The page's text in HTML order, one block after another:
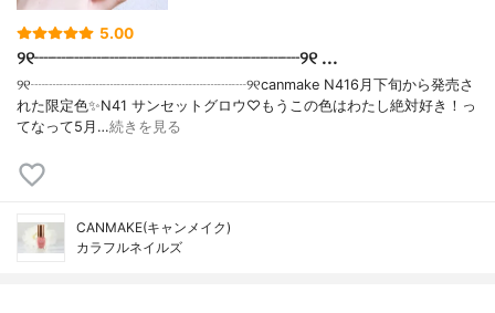
5.00
୨୧┈┈┈┈┈┈┈┈┈┈┈┈┈┈┈୨୧ ...
୨୧┈┈┈┈┈┈┈┈┈┈┈┈┈┈┈୨୧canmake N416月下旬から発売さ
れた限定色✨N41 サンセットグロウ♡もうこの色はわたし絶対好き！っ
てなって5月…続きを見る
CANMAKE(キャンメイク)
カラフルネイルズ